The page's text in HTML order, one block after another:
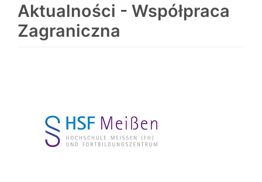
Aktualności - Współpraca
Zagraniczna